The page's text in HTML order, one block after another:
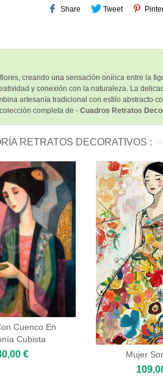
Share Tweet
creando una sensación onírica entre la
y conexión con la naturaleza. La
artesanía tradicional con estilo abstracto
completa de - Cuadros Retratos
RETRATOS DECORATIVOS :
Cuenco En
Cubista
€ Mujer